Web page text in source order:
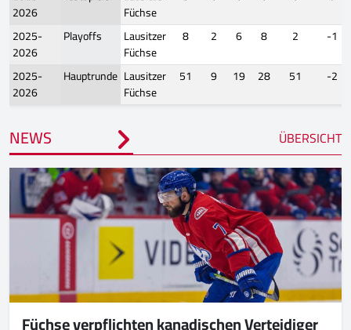
2026
Füchse
2025-
2026
Playoffs
Lausitzer
Füchse
8 2 6 8 2
-1
2025-
2026
Hauptrunde Lausitzer
Füchse
51 9 19 28 51 -2
NEWS ÜBERSICHT